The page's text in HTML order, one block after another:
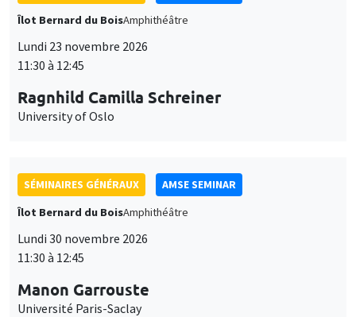
Îlot Bernard du BoisAmphithéâtre
Lundi 23 novembre 2026
11:30 à 12:45
Ragnhild Camilla Schreiner
University of Oslo
SÉMINAIRES GÉNÉRAUX
AMSE SEMINAR
Îlot Bernard du BoisAmphithéâtre
Lundi 30 novembre 2026
11:30 à 12:45
Manon Garrouste
Université Paris-Saclay